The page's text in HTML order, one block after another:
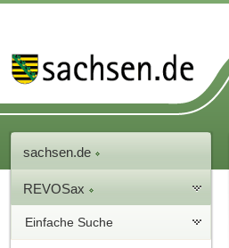
sachsen.de
REVOSax
Einfache Suche